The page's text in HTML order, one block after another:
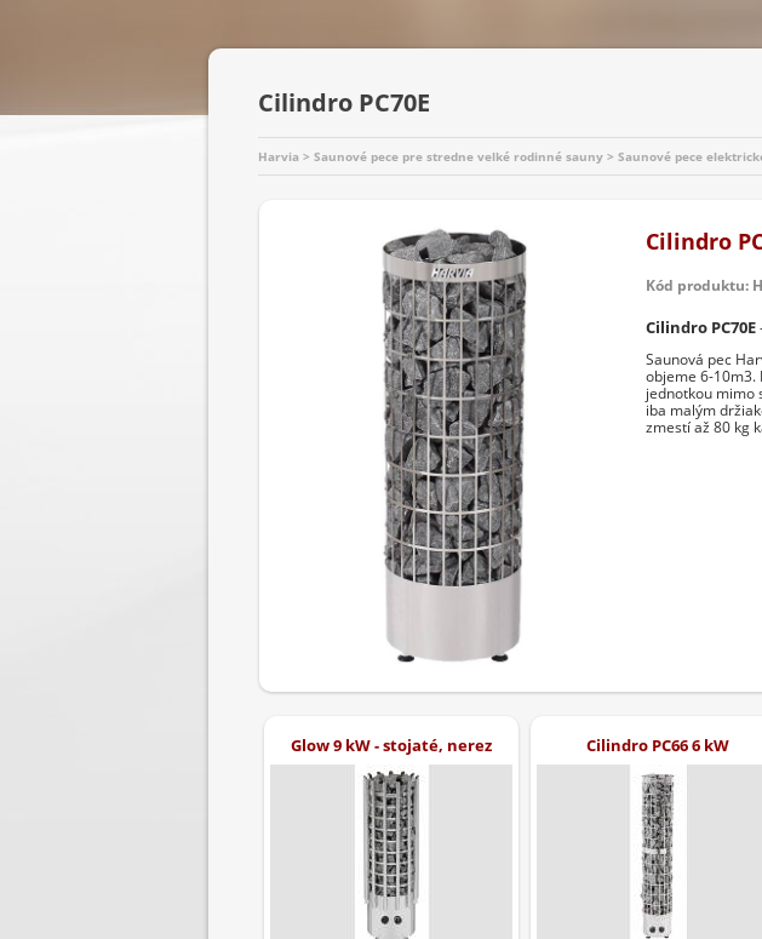
Cilindro PC70E
Harvia > Saunové pece pre stredne velké rodinné sauny > Saunové pece
Cilindro
Kód produktu:
Cilindro PC70E
Saunová pec
objeme 6-10m3.
jednotkou mimo
iba malým
zmestí až 80 kg
Glow 9 kW - stojaté, nerez Cilindro PC66 6 kW